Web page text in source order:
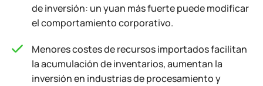
de inversión: un yuan más fuerte puede modificar
el comportamiento corporativo.
Menores costes de recursos importados facilitan
la acumulación de inventarios, aumentan la
inversión en industrias de procesamiento y